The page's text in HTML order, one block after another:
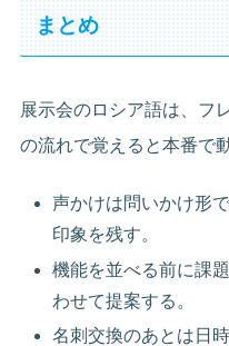
まとめ
展示会のロシア語は、フ
の流れで覚えると本番で
声かけは問いかけ形
印象を残す。
機能を並べる前に課
わせて提案する。
名刺交換のあとは日